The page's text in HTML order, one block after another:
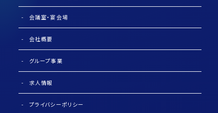
会議室・宴会場
会社概要
グループ事業
求人情報
プライバシーポリシー